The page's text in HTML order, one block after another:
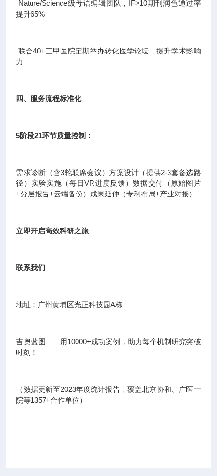
Nature/Science级母语编辑团队，IF>10期刊润色通过率
提升65%
联合40+三甲医院定期举办转化医学论坛，提升学术影响
力
四、服务流程标准化
5阶段21环节质量控制：
需求诊断（含3轮联席会议）方案设计（提供2-3套备选路
径）实验实施（每日VR进度反馈）数据交付（原始图片
+分层报告+云端备份）成果延伸（专利布局+产业对接）
立即开启高效科研之旅
联系我们
地址：广州黄埔区光正科技园A栋
吉奥蓝图——用10000+成功案例，助力每个机制研究突破
时刻！
（数据更新至2023年度统计报告，覆盖北京协和、广医一
院等1357+合作单位）